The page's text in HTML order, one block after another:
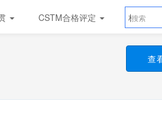
CSTM合格评定 标准样品
查